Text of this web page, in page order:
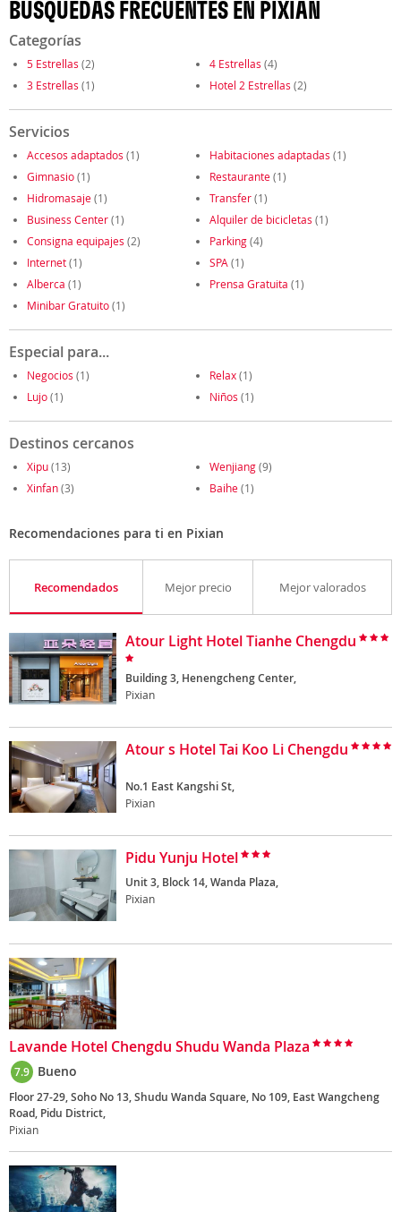
BÚSQUEDAS FRECUENTES EN PIXIAN
Categorías
5 Estrellas (2) 4 Estrellas (4)
3 Estrellas (1) Hotel 2 Estrellas (2)
Servicios
Accesos adaptados (1) Habitaciones adaptadas (1)
Gimnasio(1) Restaurante(1)
Hidromasaje(1) Transfer(1)
Business Center(1) Alquiler de bicicletas (1)
Consigna equipajes (2) Parking(4)
Internet(1) SPA (1)
Alberca (1) Prensa Gratuita (1)
Minibar Gratuito(1)
Especial para...
Negocios (1) Relax(1)
Lujo(1) Niños (1)
Destinos cercanos
Xipu(13) Wenjiang(9)
Xinfan(3) Baihe(1)
Recomendaciones para ti en Pixian
Recomendados Mejor precio Mejor valorados
Atour Light Hotel Tianhe Chengdu
Building 3, Henengcheng Center,
Pixian
Atour s Hotel Tai Koo Li Chengdu
No.1 East Kangshi St,
Pixian
Pidu Yunju Hotel
Unit 3, Block 14, Wanda Plaza,
Pixian
Lavande Hotel Chengdu Shudu Wanda Plaza
7.9 Bueno
Floor 27-29, Soho No 13, Shudu Wanda Square, No 109, East Wangcheng
Road, Pidu District,
Pixian